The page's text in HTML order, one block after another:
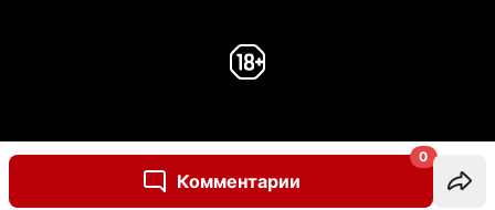
Комментарии
0